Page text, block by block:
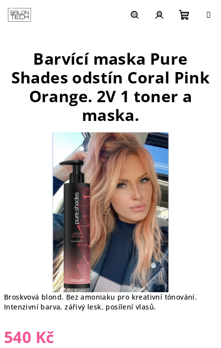
obsah
košík
Broskvová blond. Bez amoniaku pro kreativní tónování.
Intenzivní barva, zářivý lesk, posílení vlasů.
540 Kč
Barvící maska Pure
Shades odstín Coral Pink
Orange. 2V 1 toner a
maska.